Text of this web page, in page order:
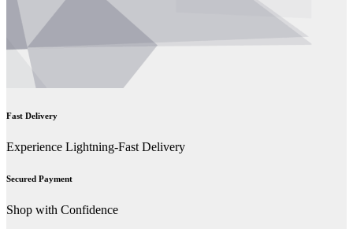
Fast Delivery
Experience Lightning-Fast Delivery
Secured Payment
Shop with Confidence